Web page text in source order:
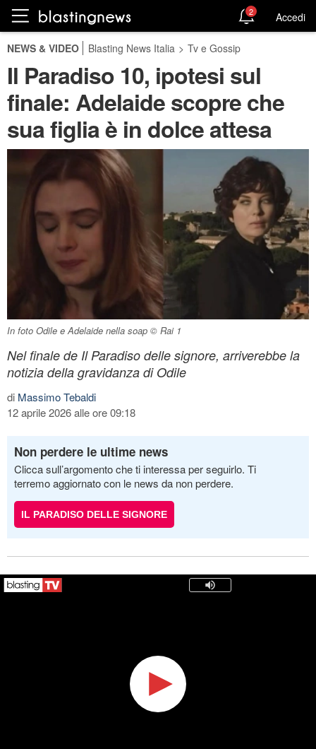
2 Accedi
NEWS & VIDEO Blasting News Italia > Tv e Gossip
Il Paradiso 10, ipotesi sul
finale: Adelaide scopre che
sua figlia è in dolce attesa
In foto Odile e Adelaide nella soap © Rai 1
Nel finale de Il Paradiso delle signore, arriverebbe la
notizia della gravidanza di Odile
di Massimo Tebaldi
12 aprile 2026 alle ore 09:18
Non perdere le ultime news
Clicca sull’argomento che ti interessa per seguirlo. Ti
terremo aggiornato con le news da non perdere.
IL PARADISO DELLE SIGNORE